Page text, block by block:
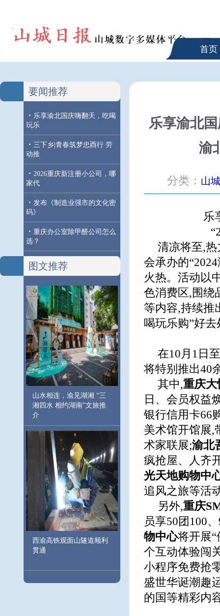
首页
要闻推荐
· 乐享渝北国庆嗨翻天，吃喝
玩乐
· 三下乡|青春筑梦忠酉行 劳
动推
· 2026重庆新注册小公司，哪
家代
· 发布《制造业强市的文化密
码》
· 重庆办公室除甲醛公司怎么
选？
图文推荐
山水相连，渝见湖湘 “三
湘四水 相约湖南”文旅推
介
西渝高铁观面山隧道顺利
贯通
乐享渝北
渝
分类： 山
乐
清凉将至,
会承办的
火热。活动以
色消费区,围绕
等内容,持续推
喝玩乐购”好
在10月1日
将特别推出40
其中,重庆大
日、会员权益
银行信用卡66
美术馆开馆展,
术家联展;渝北
疯抢屋、人齐
光天地购物中
追风之旅等活
另外,重庆
员享50团100
物中心将开展
个互动体验闯
小程序免费抢
盛世华诞潮趣
的国等精彩内